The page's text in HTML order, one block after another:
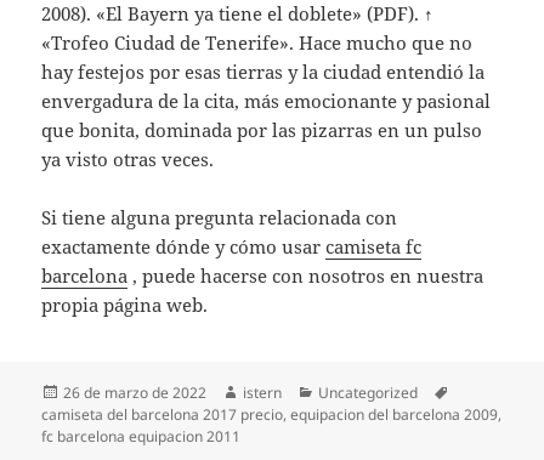
2008). «El Bayern ya tiene el doblete» (PDF). ↑
«Trofeo Ciudad de Tenerife». Hace mucho que no
hay festejos por esas tierras y la ciudad entendió la
envergadura de la cita, más emocionante y pasional
que bonita, dominada por las pizarras en un pulso
ya visto otras veces.
Si tiene alguna pregunta relacionada con
exactamente dónde y cómo usarcamiseta fc
barcelona , puede hacerse con nosotros en nuestra
propia página web.
Publicado
el
26 de marzo de 2022 Autor
istern Categorías
Uncategorized
camiseta del barcelona 2017 precio,equipacion del barcelona 2009,
fc barcelona equipacion 2011